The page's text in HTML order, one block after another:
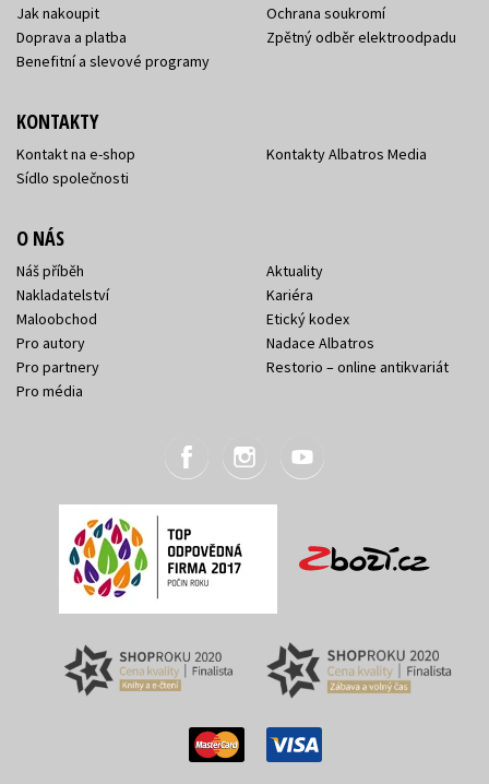
Jak nakoupit
Doprava a platba
Benefitní a slevové programy
Ochrana soukromí
Zpětný odběr elektroodpadu
KONTAKTY
Kontakt na e-shop
Sídlo společnosti
Kontakty Albatros Media
O NÁS
Náš příběh
Nakladatelství
Maloobchod
Pro autory
Pro partnery
Pro média
Aktuality
Kariéra
Etický kodex
Nadace Albatros
Restorio – online antikvariát